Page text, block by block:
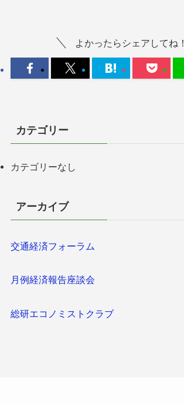
よかったらシェアしてね！
カテゴリー
カテゴリーなし
アーカイブ
交通経済フォーラム
月例経済報告座談会
総研エコノミストクラブ